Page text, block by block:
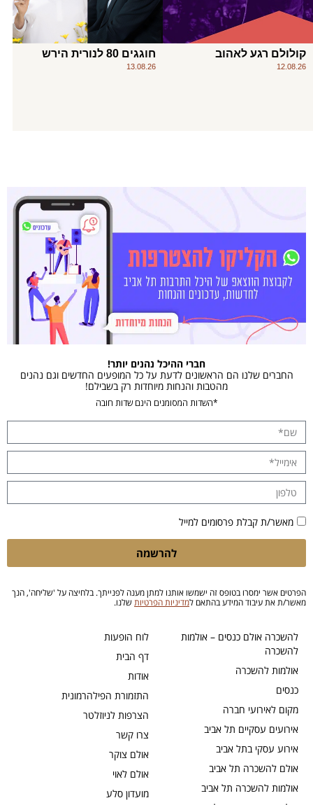
קולולם רגע לאהוב
12.08.26
חוגגים 80 לנורית הירש
13.08.26
לוח הופעות
דף הבית
אודות
התזמורת הפילהרמונית
הצרפות לניוזלטר
צרו קשר
אולם צוקר
אולם לאוי
מועדון סלע
להשכרה אולם כנסים – אולמות
להשכרה
אולמות להשכרה
כנסים
מקום לאירועי חברה
אירועים עסקיים תל אביב
אירוע עסקי בתל אביב
אולם להשכרה תל אביב
אולמות להשכרה תל אביב
חברי ההיכל נהנים יותר!
החברים שלנו הם הראשונים לדעת על כל המופעים החדשים וגם נהנים
מהטבות והנחות מיוחדות רק בשבילם!
*השדות המסומנים הינם שדות חובה
מאשר/ת קבלת פרסומים למייל
להרשמה
הפרטים אשר ימסרו בטופס זה ישמשו אותנו למתן מענה לפנייתך. בלחיצה על 'שליחה', הנך
מאשר/ת את עיבוד המידע בהתאם למדיניות הפרטיות שלנו.